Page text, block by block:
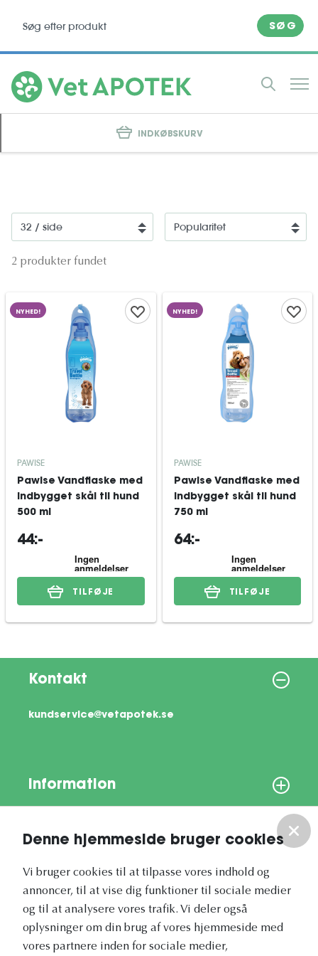
Denne hjemmeside bruger cookies
Vi bruger cookies til at tilpasse vores indhold og
annoncer, til at vise dig funktioner til sociale medier
og til at analysere vores trafik. Vi deler også
oplysninger om din brug af vores hjemmeside med
vores partnere inden for sociale medier,
SØG
INDKØBSKURV
2 produkter fundet
NYHED!
PAWISE
Pawise Vandflaske med
indbygget skål til hund
500 ml
44:-
TILFØJE
NYHED!
PAWISE
Pawise Vandflaske med
indbygget skål til hund
750 ml
64:-
TILFØJE
Kontakt
kundservice@vetapotek.se
Information
Vores nyhedsbrev